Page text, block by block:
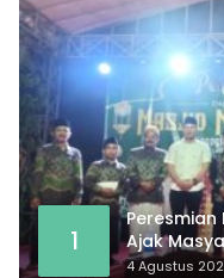
1
Peresmian
Ajak
Masjid
4 Agustus